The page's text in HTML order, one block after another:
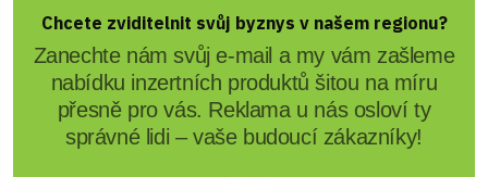
Chcete zviditelnit svůj byznys v našem regionu?
Zanechte nám svůj e-mail a my vám zašleme
nabídku inzertních produktů šitou na míru
přesně pro vás. Reklama u nás osloví ty
správné lidi – vaše budoucí zákazníky!